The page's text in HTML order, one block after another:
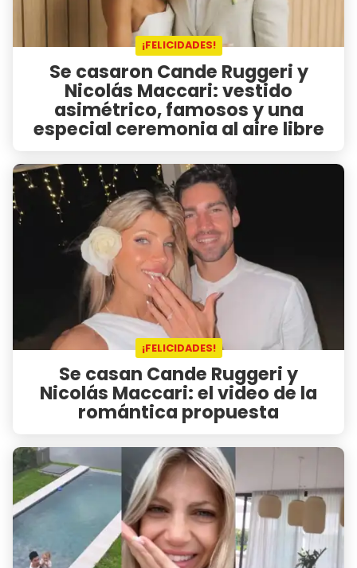
¡FELICIDADES!
Se casaron Cande Ruggeri y
Nicolás Maccari: vestido
asimétrico, famosos y una
especial ceremonia al aire libre
¡FELICIDADES!
Se casan Cande Ruggeri y
Nicolás Maccari: el video de la
romántica propuesta